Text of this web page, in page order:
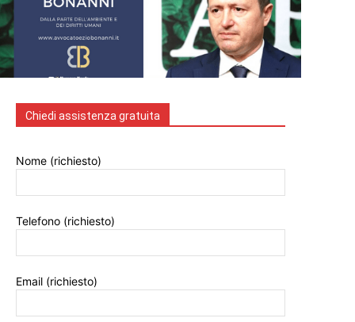
Chiedi assistenza gratuita
Nome (richiesto)
Telefono (richiesto)
Email (richiesto)